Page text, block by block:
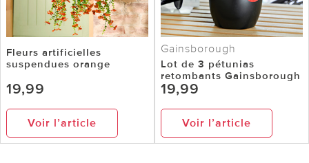
Fleurs artificielles
suspendues orange
19,99
Voir l’article
Gainsborough
Lot de 3 pétunias
retombants Gainsborough
19,99
Voir l’article